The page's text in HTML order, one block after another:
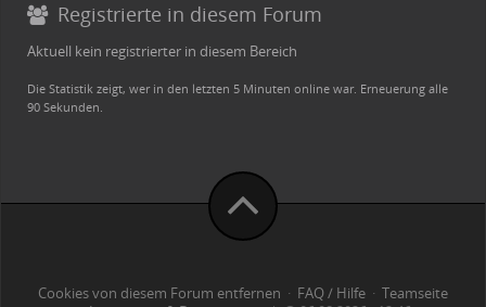
Registrierte in diesem Forum
Aktuell kein registrierter in diesem Bereich
Die Statistik zeigt, wer in den letzten 5 Minuten online war. Erneuerung alle
90 Sekunden.
Cookies von diesem Forum entfernen · FAQ / Hilfe · Teamseite